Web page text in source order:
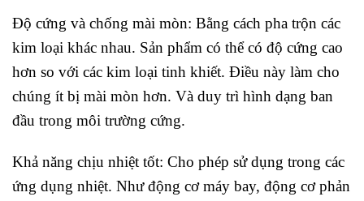
Độ cứng và chống mài mòn: Bằng cách pha trộn các
kim loại khác nhau. Sản phẩm có thể có độ cứng cao
hơn so với các kim loại tinh khiết. Điều này làm cho
chúng ít bị mài mòn hơn. Và duy trì hình dạng ban
đầu trong môi trường cứng.
Khả năng chịu nhiệt tốt: Cho phép sử dụng trong các
ứng dụng nhiệt. Như động cơ máy bay, động cơ phản